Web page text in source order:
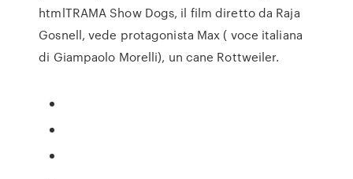
htmlTRAMA Show Dogs, il film diretto da Raja
Gosnell, vede protagonista Max ( voce italiana
di Giampaolo Morelli), un cane Rottweiler.